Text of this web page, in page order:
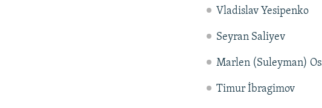
Vladislav Yesipenko
Seyran Saliyev
Marlen (Suleyman)
Timur İbragimov